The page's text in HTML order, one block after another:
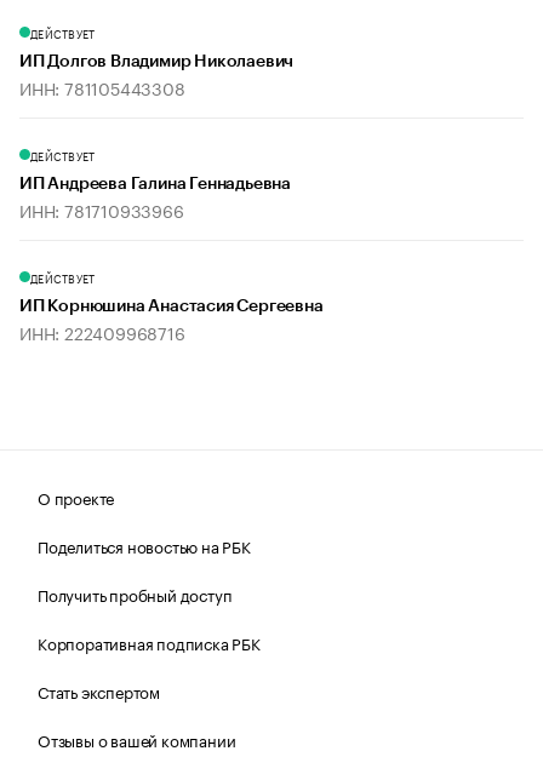
ДЕЙСТВУЕТ
ИП Долгов Владимир Николаевич
ИНН: 781105443308
ДЕЙСТВУЕТ
ИП Андреева Галина Геннадьевна
ИНН: 781710933966
ДЕЙСТВУЕТ
ИП Корнюшина Анастасия Сергеевна
ИНН: 222409968716
О проекте
Поделиться новостью на РБК
Получить пробный доступ
Корпоративная подписка РБК
Стать экспертом
Отзывы о вашей компании